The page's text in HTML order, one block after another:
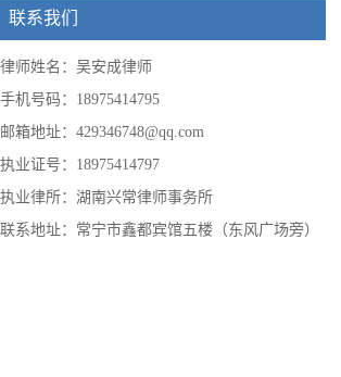
联系我们
律师姓名：吴安成律师
手机号码：18975414795
邮箱地址：429346748@qq.com
执业证号：18975414797
执业律所：湖南兴常律师事务所
联系地址：常宁市鑫都宾馆五楼（东风广场旁）